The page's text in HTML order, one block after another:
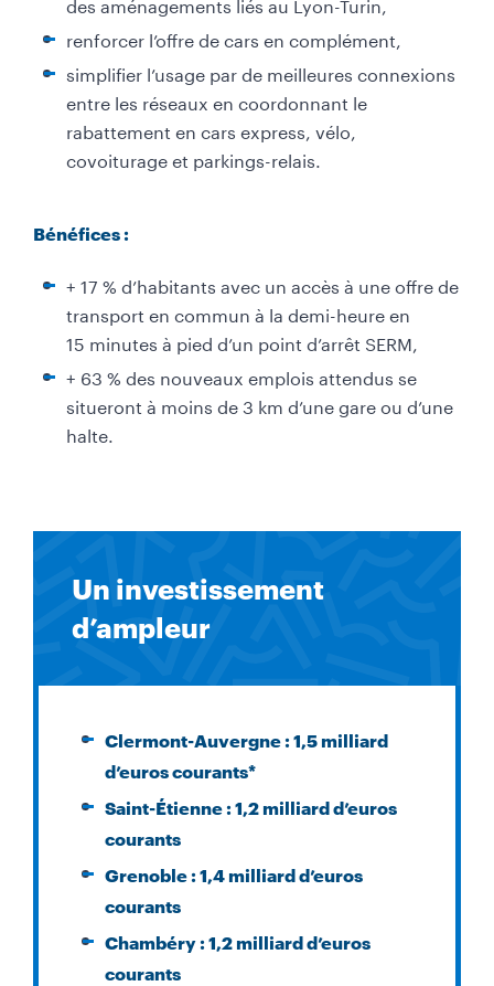
renforcer l’offre de cars en complément,
simplifier l’usage par de meilleures connexions
entre les réseaux en coordonnant le
rabattement en cars express, vélo,
covoiturage et parkings-relais.
Bénéfices :
+ 17 % d’habitants avec un accès à une offre de
transport en commun à la demi-heure en
15 minutes à pied d’un point d’arrêt SERM,
+ 63 % des nouveaux emplois attendus se
situeront à moins de 3 km d’une gare ou d’une
halte.
Un investissement
d’ampleur
Clermont-Auvergne : 1,5 milliard
d’euros courants*
Saint-Étienne : 1,2 milliard d’euros
courants
Grenoble : 1,4 milliard d’euros
courants
Chambéry : 1,2 milliard d’euros
courants